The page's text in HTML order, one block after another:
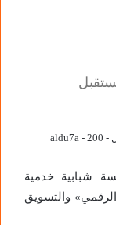
شبابية خدمية
والتسويق